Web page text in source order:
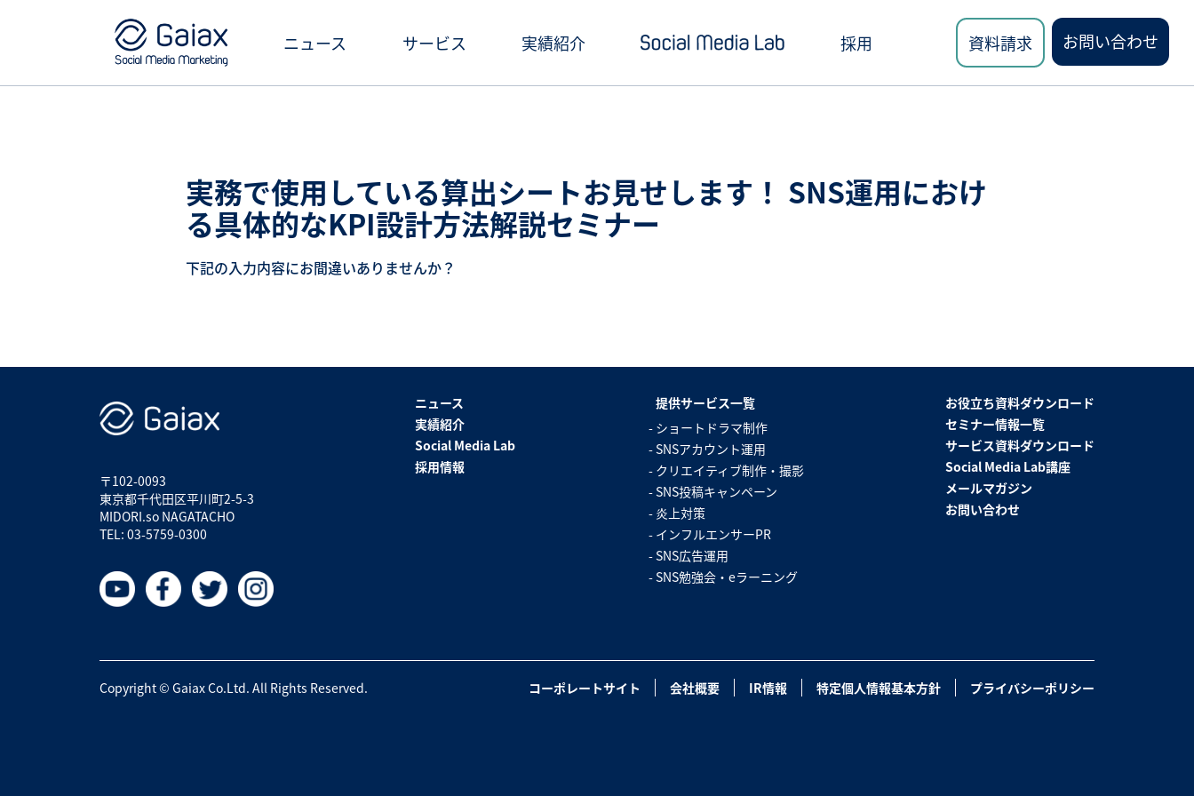
ニュース サービス
クリエイティブ制作・撮影
SNS投稿キャンペーン
SNS勉強会・eラーニング
実績紹介
お役立ち資料ダウンロード
採用 資料請求 お問い合わせ
実務で使用している算出シートお見せします！ SNS運用におけ
る具体的なKPI設計方法解説セミナー
下記の入力内容にお間違いありませんか？
〒102-0093
東京都千代田区平川町2-5-3
MIDORI.so NAGATACHO
TEL: 03-5759-0300
ニュース
実績紹介
Social Media Lab
採用情報
提供サービス一覧
ショートドラマ制作
SNSアカウント運用
クリエイティブ制作・撮影
SNS投稿キャンペーン
炎上対策
インフルエンサーPR
SNS広告運用
SNS勉強会・eラーニング
お役立ち資料ダウンロード
セミナー情報一覧
サービス資料ダウンロード
Social Media Lab講座
メールマガジン
お問い合わせ
Copyright © Gaiax Co.Ltd. All Rights Reserved. コーポレートサイト 会社概要 IR情報 特定個人情報基本方針 プライバシーポリシー